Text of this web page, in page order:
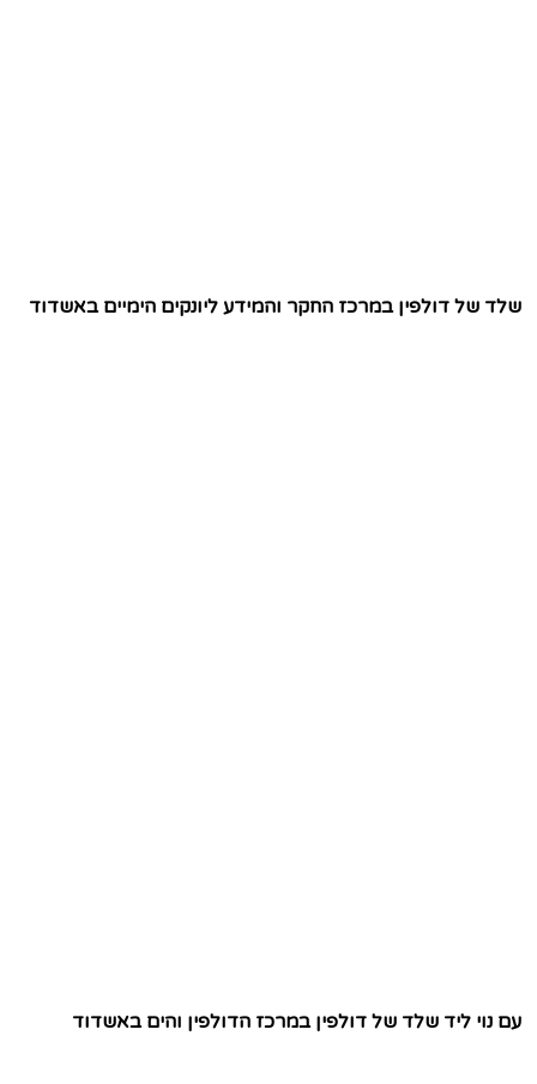
שלד של דולפין במרכז החקר והמידע ליונקים הימיים באשדוד
עם נוי ליד שלד של דולפין במרכז הדולפין והים באשדוד